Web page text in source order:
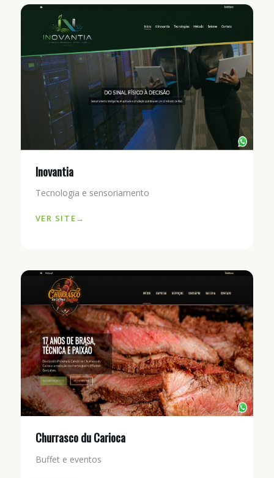
Inovantia
Tecnologia e sensoriamento
VER SITE
Churrasco du Carioca
Buffet e eventos